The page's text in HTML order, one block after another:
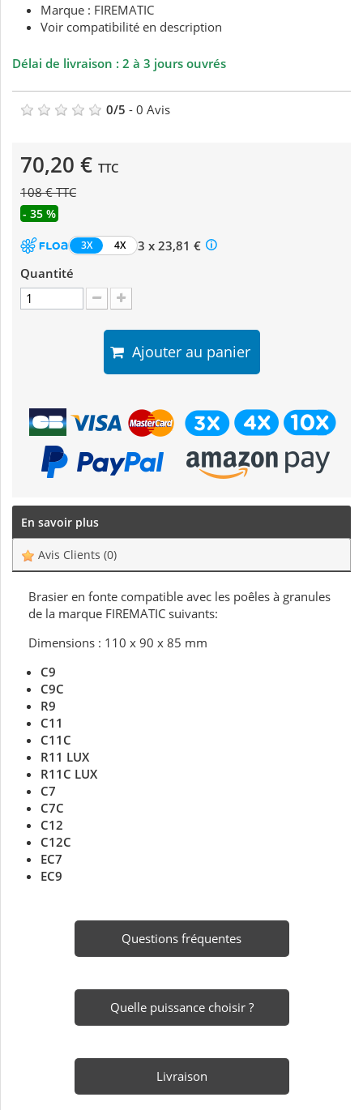
Marque : FIREMATIC
Voir compatibilité en description
Délai de livraison : 2 à 3 jours ouvrés
0/5 - 0 Avis
70,20 € TTC
108 € TTC
- 35 %
3X 4X
3 x 23,81 €
Quantité
Ajouter au panier
En savoir plus
Avis Clients (0)
Brasier en fonte compatible avec les poêles à granules
de la marque FIREMATIC suivants:
Dimensions : 110 x 90 x 85 mm
C9
C9C
R9
C11
C11C
R11 LUX
R11C LUX
C7
C7C
C12
C12C
EC7
EC9
Questions fréquentes
Quelle puissance choisir ?
Livraison